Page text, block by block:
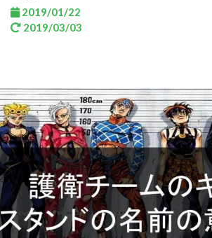
2019/01/22
2019/03/03